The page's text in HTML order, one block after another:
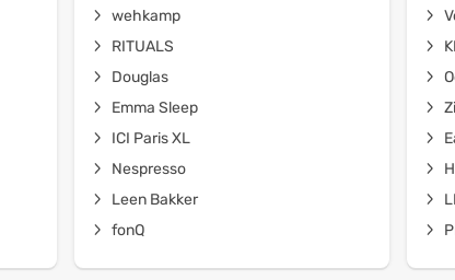
wehkamp
RITUALS
Douglas
Emma Sleep
ICI Paris XL
Nespresso
Leen Bakker
fonQ